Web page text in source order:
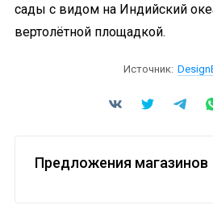
сады с видом на Индийский
вертолётной площадкой.
Источник:
Предложения магазинов